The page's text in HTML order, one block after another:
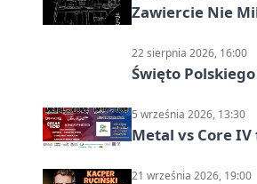
Zawiercie Nie
22 sierpnia 2026, 16:00
Święto
5 września 2026, 13:30
Metal vs Core
21 września 2026, 19:00